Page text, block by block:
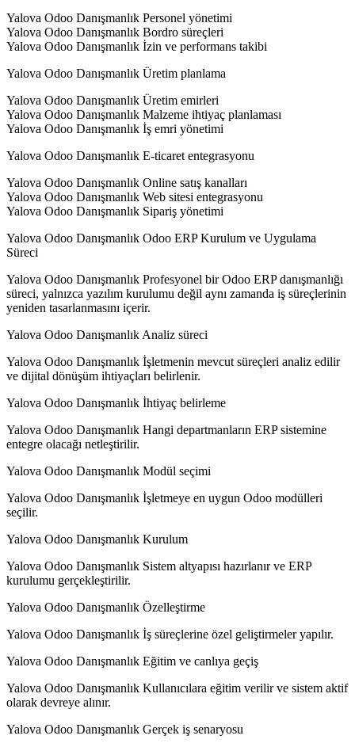
Yalova Odoo Danışmanlık Personel yönetimi
Yalova Odoo Danışmanlık Bordro süreçleri
Yalova Odoo Danışmanlık İzin ve performans takibi
Yalova Odoo Danışmanlık Üretim planlama
Yalova Odoo Danışmanlık Üretim emirleri
Yalova Odoo Danışmanlık Malzeme ihtiyaç planlaması
Yalova Odoo Danışmanlık İş emri yönetimi
Yalova Odoo Danışmanlık E-ticaret entegrasyonu
Yalova Odoo Danışmanlık Online satış kanalları
Yalova Odoo Danışmanlık Web sitesi entegrasyonu
Yalova Odoo Danışmanlık Sipariş yönetimi
Yalova Odoo Danışmanlık Odoo ERP Kurulum ve Uygulama
Süreci
Yalova Odoo Danışmanlık Profesyonel bir Odoo ERP danışmanlığı
süreci, yalnızca yazılım kurulumu değil aynı zamanda iş süreçlerinin
yeniden tasarlanmasını içerir.
Yalova Odoo Danışmanlık Analiz süreci
Yalova Odoo Danışmanlık İşletmenin mevcut süreçleri analiz edilir
ve dijital dönüşüm ihtiyaçları belirlenir.
Yalova Odoo Danışmanlık İhtiyaç belirleme
Yalova Odoo Danışmanlık Hangi departmanların ERP sistemine
entegre olacağı netleştirilir.
Yalova Odoo Danışmanlık Modül seçimi
Yalova Odoo Danışmanlık İşletmeye en uygun Odoo modülleri
seçilir.
Yalova Odoo Danışmanlık Kurulum
Yalova Odoo Danışmanlık Sistem altyapısı hazırlanır ve ERP
kurulumu gerçekleştirilir.
Yalova Odoo Danışmanlık Özelleştirme
Yalova Odoo Danışmanlık İş süreçlerine özel geliştirmeler yapılır.
Yalova Odoo Danışmanlık Eğitim ve canlıya geçiş
Yalova Odoo Danışmanlık Kullanıcılara eğitim verilir ve sistem aktif
olarak devreye alınır.
Yalova Odoo Danışmanlık Gerçek iş senaryosu